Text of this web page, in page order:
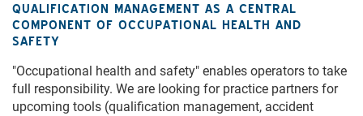
QUALIFICATION MANAGEMENT AS A CENTRAL
COMPONENT OF OCCUPATIONAL HEALTH AND
SAFETY
"Occupational health and safety" enables operators to take
full responsibility. We are looking for practice partners for
upcoming tools (qualification management, accident